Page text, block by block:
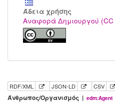
Άδεια χρήσης
Αναφορά Δημιουργού (CC
RDF/XML JSON-LD CSV
Άνθρωπος/Οργανισμός | edm:Agent